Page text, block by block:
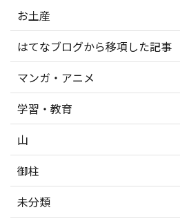
お土産
はてなブログから移項した記事
マンガ・アニメ
学習・教育
山
御柱
未分類